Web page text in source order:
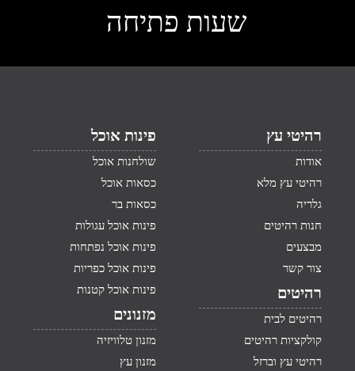
שעות פתיחה
רהיטי עץ
אודות
רהיטי עץ מלא
גלריה
חנות רהיטים
מבצעים
צור קשר
רהיטים
רהיטים לבית
קולקציות רהיטים
רהיטי עץ וברזל
פינות אוכל
שולחנות אוכל
כסאות אוכל
כסאות בר
פינות אוכל עגולות
פינות אוכל נפתחות
פינות אוכל כפריות
פינות אוכל קטנות
מזנונים
מזנון טלוויזיה
מזנון עץ